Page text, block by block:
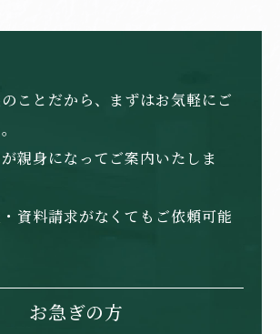
ことだから、まずはお気軽にご
親身になってご案内いたしま
資料請求がなくてもご依頼可能
お急ぎの方